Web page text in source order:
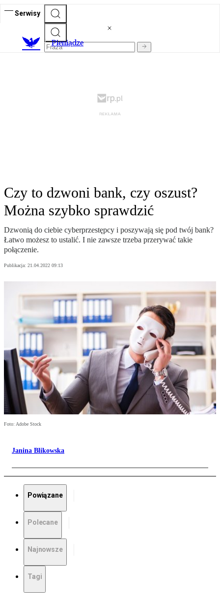
Serwisy
Pieniądze
Czy to dzwoni bank, czy oszust?
Można szybko sprawdzić
Dzwonią do ciebie cyberprzestępcy i poszywają się pod twój bank?
Łatwo możesz to ustalić. I nie zawsze trzeba przerywać takie
połączenie.
Publikacja: 21.04.2022 09:13
Foto: Adobe Stock
Janina Blikowska
Powiązane
Polecane
Najnowsze
Tagi